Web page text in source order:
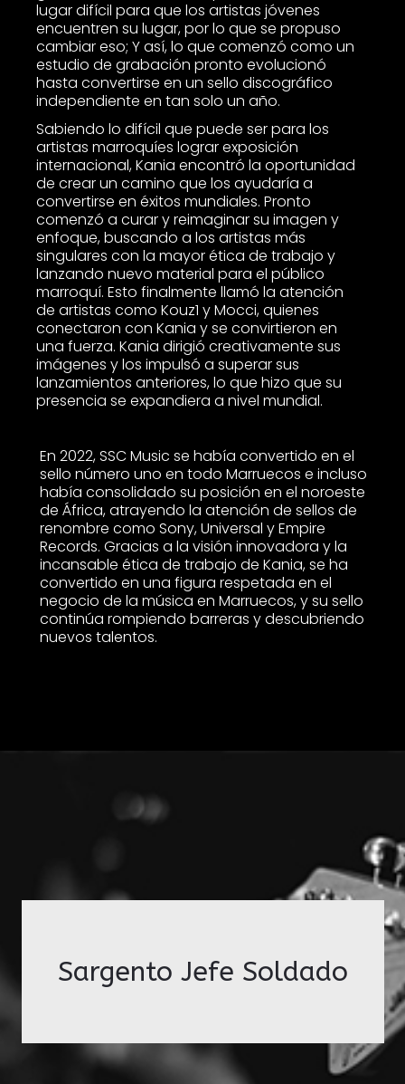
lugar difícil para que los artistas jóvenes
encuentren su lugar, por lo que se propuso
cambiar eso; Y así, lo que comenzó como un
estudio de grabación pronto evolucionó
hasta convertirse en un sello discográfico
independiente en tan solo un año.
Sabiendo lo difícil que puede ser para los
artistas marroquíes lograr exposición
internacional, Kania encontró la oportunidad
de crear un camino que los ayudaría a
convertirse en éxitos mundiales. Pronto
comenzó a curar y reimaginar su imagen y
enfoque, buscando a los artistas más
singulares con la mayor ética de trabajo y
lanzando nuevo material para el público
marroquí. Esto finalmente llamó la atención
de artistas como Kouz1 y Mocci, quienes
conectaron con Kania y se convirtieron en
una fuerza. Kania dirigió creativamente sus
imágenes y los impulsó a superar sus
lanzamientos anteriores, lo que hizo que su
presencia se expandiera a nivel mundial.
En 2022, SSC Music se había convertido en el
sello número uno en todo Marruecos e incluso
había consolidado su posición en el noroeste
de África, atrayendo la atención de sellos de
renombre como Sony, Universal y Empire
Records. Gracias a la visión innovadora y la
incansable ética de trabajo de Kania, se ha
convertido en una figura respetada en el
negocio de la música en Marruecos, y su sello
continúa rompiendo barreras y descubriendo
nuevos talentos.
Sargento Jefe Soldado